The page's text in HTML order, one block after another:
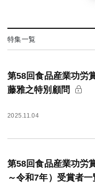
特集一覧
第58回食品産業功労
藤雅之特別顧問
2025.11.04
第58回食品産業功労
～令和7年）受賞者